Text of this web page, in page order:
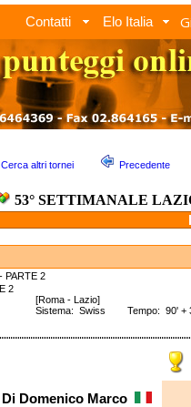
Contatti Elo Italia
Cerca altri tornei Precedente
53° SETTIMANALE
PARTE 2
2
[Roma - Lazio]
Sistema: Swiss Tempo: 90' +
Di Domenico Marco